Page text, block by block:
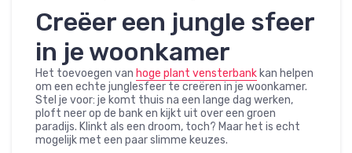
Creëer een jungle sfeer
in je woonkamer
Het toevoegen van hoge plant vensterbank kan helpen
om een echte junglesfeer te creëren in je woonkamer.
Stel je voor: je komt thuis na een lange dag werken,
ploft neer op de bank en kijkt uit over een groen
paradijs. Klinkt als een droom, toch? Maar het is echt
mogelijk met een paar slimme keuzes.